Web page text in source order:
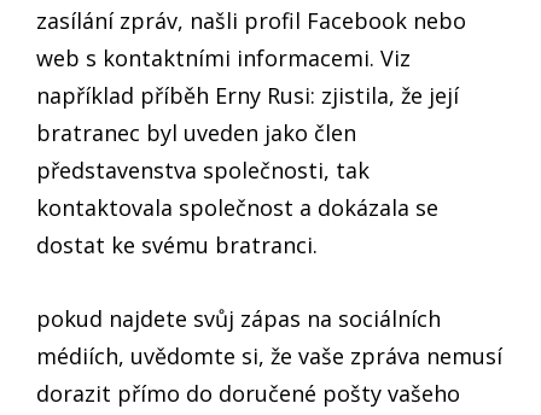
zasílání zpráv, našli profil Facebook nebo
web s kontaktními informacemi. Viz
například příběh Erny Rusi: zjistila, že její
bratranec byl uveden jako člen
představenstva společnosti, tak
kontaktovala společnost a dokázala se
dostat ke svému bratranci.
pokud najdete svůj zápas na sociálních
médiích, uvědomte si, že vaše zpráva nemusí
dorazit přímo do doručené pošty vašeho